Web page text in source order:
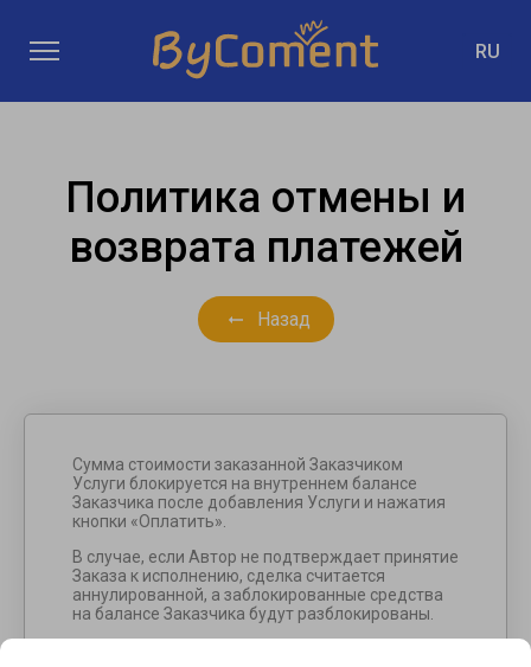
RU
Политика отмены и
возврата платежей
Назад
Сумма стоимости заказанной Заказчиком
Услуги блокируется на внутреннем балансе
Заказчика после добавления Услуги и нажатия
кнопки «Оплатить».
В случае, если Автор не подтверждает принятие
Заказа к исполнению, сделка считается
аннулированной, а заблокированные средства
на балансе Заказчика будут разблокированы.